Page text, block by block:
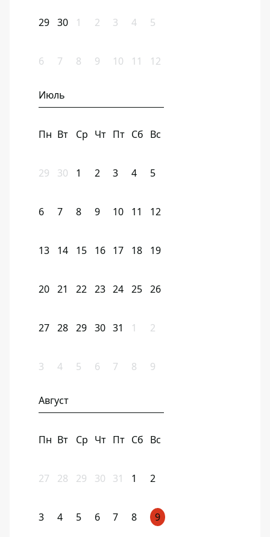
29 30 1 2 3 4 5
6 7 8 9 10 11 12
Июль
Пн Вт Ср Чт Пт Сб Вс
29 30 1 2 3 4 5
6 7 8 9 10 11 12
13 14 15 16 17 18 19
20 21 22 23 24 25 26
27 28 29 30 31 1 2
3 4 5 6 7 8 9
Август
Пн Вт Ср Чт Пт Сб Вс
27 28 29 30 31 1 2
3 4 5 6 7 8 9